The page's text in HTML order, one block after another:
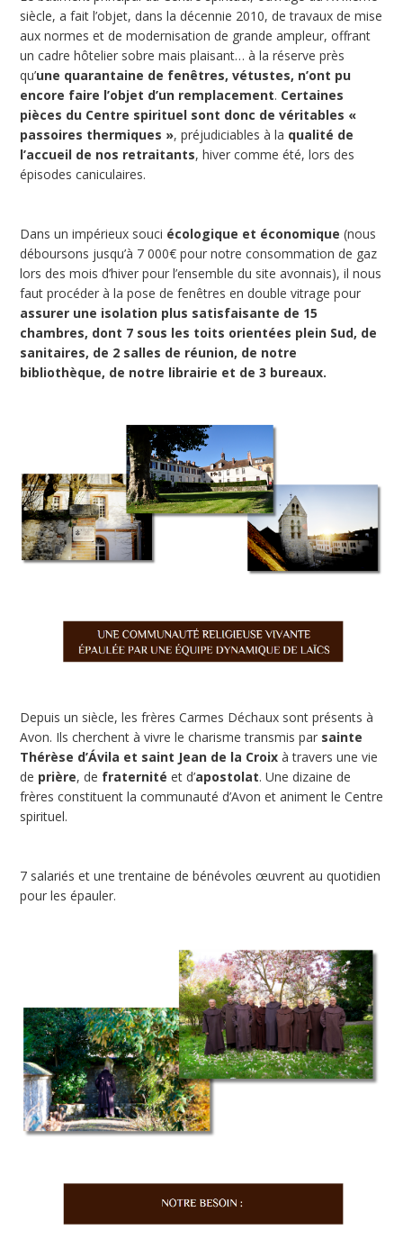
siècle, a fait l’objet, dans la décennie 2010, de travaux de mise
aux normes et de modernisation de grande ampleur, offrant
un cadre hôtelier sobre mais plaisant… à la réserve près
qu’une quarantaine de fenêtres, vétustes, n’ont pu
encore faire l’objet d’un remplacement. Certaines
pièces du Centre spirituel sont donc de véritables «
passoires thermiques », préjudiciables à la qualité de
l’accueil de nos retraitants, hiver comme été, lors des
épisodes caniculaires.
Dans un impérieux souci écologique et économique (nous
déboursons jusqu’à 7 000€ pour notre consommation de gaz
lors des mois d’hiver pour l’ensemble du site avonnais), il nous
faut procéder à la pose de fenêtres en double vitrage pour
assurer une isolation plus satisfaisante de 15
chambres, dont 7 sous les toits orientées plein Sud, de
sanitaires, de 2 salles de réunion, de notre
bibliothèque, de notre librairie et de 3 bureaux.
Depuis un siècle, les frères Carmes Déchaux sont présents à
Avon. Ils cherchent à vivre le charisme transmis par sainte
Thérèse d’Ávila et saint Jean de la Croix à travers une vie
de prière, de fraternité et d’apostolat. Une dizaine de
frères constituent la communauté d’Avon et animent le Centre
spirituel.
7 salariés et une trentaine de bénévoles œuvrent au quotidien
pour les épauler.